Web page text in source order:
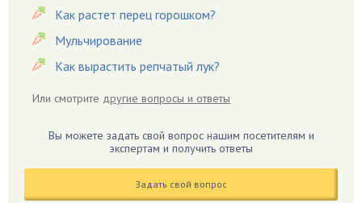
Георгины
Герань
Гиацинт
Гиппеаструм
Годжи
Голубика
Как растет перец горошком?
Мульчирование
Как вырастить репчатый лук?
Или смотрите другие вопросы и ответы
Вы можете задать свой вопрос нашим посетителям и
экспертам и получить ответы
Задать свой вопрос